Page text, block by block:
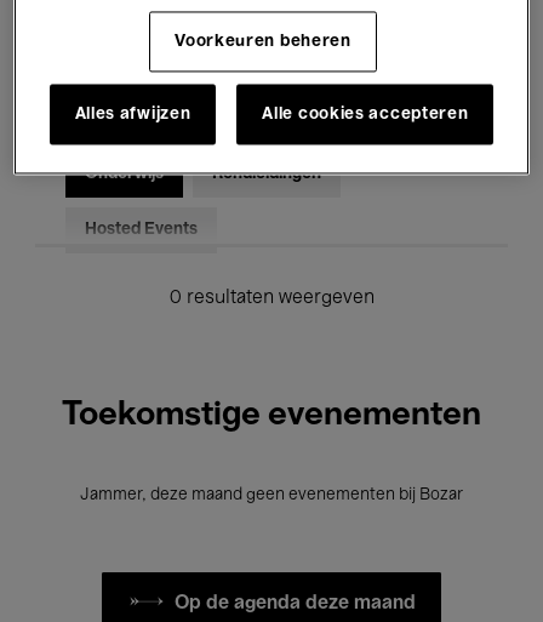
Voor iedereen Kids’ Palace
Onderwijs Rondleidingen
Hosted Events
0 resultaten weergeven
Toekomstige evenementen
Jammer, deze maand geen evenementen bij Bozar
Op de agenda deze maand
Voorkeuren beheren
Alles afwijzen Alle cookies accepteren